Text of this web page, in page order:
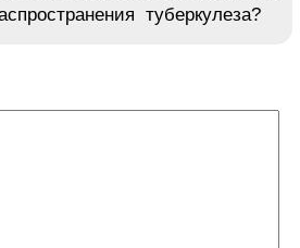
туберкулеза?